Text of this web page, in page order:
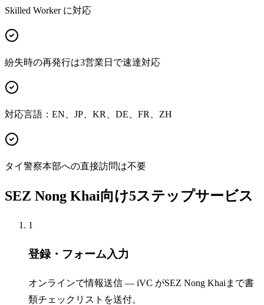
Skilled Worker に対応
紛失時の再発行は3営業日で速達対応
対応言語：EN、JP、KR、DE、FR、ZH
タイ警察本部への直接訪問は不要
SEZ Nong Khai向け5ステップサービス
1
登録・フォーム入力
オンラインで情報送信 — iVC がSEZ Nong Khaiまで書
類チェックリストを送付。